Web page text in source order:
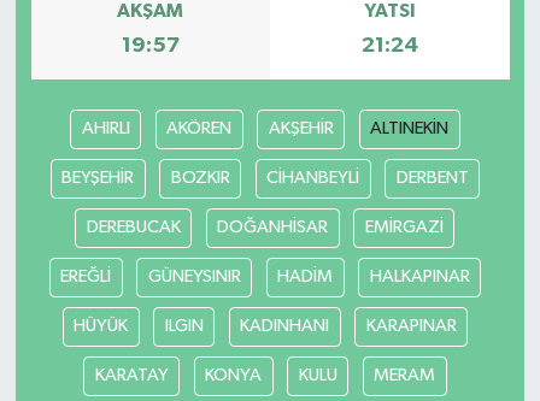
AKŞAM
19:57
YATSI
21:24
AHIRLI AKÖREN AKŞEHİR ALTINEKİN
BEYŞEHİR BOZKIR CİHANBEYLİ DERBENT
DEREBUCAK DOĞANHİSAR EMİRGAZİ
EREĞLİ GÜNEYSINIR HADİM HALKAPINAR
HÜYÜK ILGIN KADINHANI KARAPINAR
KARATAY KONYA KULU MERAM